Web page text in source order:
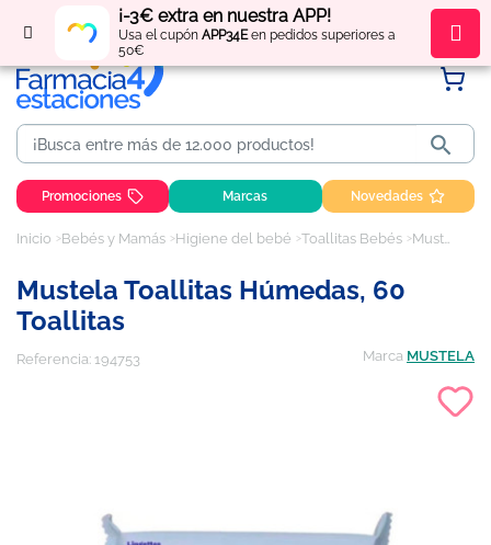
¡-3€ extra en nuestra APP!
Usa el cupón APP34Een pedidos superiores a
50€
Regístratey obténpuntos por tus compras

Promociones Marcas Novedades
Inicio Bebés y Mamás Higiene del bebé Toallitas Bebés Mustela Toallitas húmedas, 60 toallitas
Mustela Toallitas Húmedas, 60
Toallitas
Referencia: 194753 Marca MUSTELA